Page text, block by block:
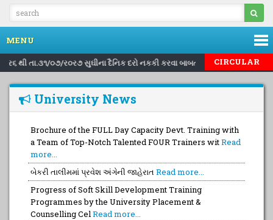
MENU
થી તા.૩૧/૦૭/ર૦ર૭ સુઘીના દૈનિક દરો નકકી કરવા બાબત..| |Inviting
CIRCULAR
University News
Brochure of the FULL Day Capacity Devt. Training with
a Team of Top-Notch Talented FOUR Trainers witRead
more...
બેકરી તાલીમમાં પ્રવેશ અંગેની જાહેરાત Read more...
Progress of Soft Skill Development Training
Programmes by the University Placement &
Counselling CelRead more...